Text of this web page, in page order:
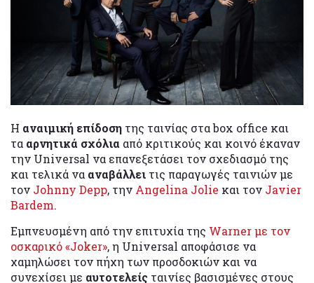
Η αναιμική επίδοση της ταινίας στα box office και
τα αρνητικά σχόλια από κριτικούς και κοινό έκαναν
την Universal να επανεξετάσει τον σχεδιασμό της
και τελικά να αναβάλλει τις παραγωγές ταινιών με
τον Johnny Depp, την Angelina Jolie και τον Javier
Bardem.
Εμπνευσμένη από την επιτυχία της Warner με τον
οσκαρικό «Joker», η Universal αποφάσισε να
χαμηλώσει τον πήχη των προσδοκιών και να
συνεχίσει με αυτοτελείς ταινίες βασισμένες στους